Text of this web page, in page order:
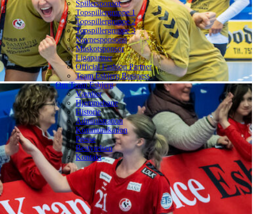
Spillersponsor
Topspillergruppe 1
Topspillergruppe 2
Topspillergruppe 3
Navnesponsorat
Maskotsponsor
Ligapartner
Official Fashion Partner
Team Esbjerg Business
Om Team Esbjerg
Værdier
Hjemmebane
Historie
Administration
Kommunikation
Presse
Bestyrelsen
Kontakt